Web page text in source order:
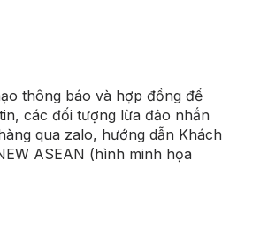
thông báo và hợp đồng để
các đối tượng lừa đảo nhắn
qua zalo, hướng dẫn Khách
ASEAN (hình minh họa